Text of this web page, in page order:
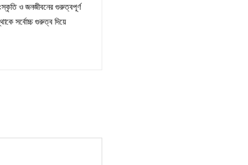
ও জনজীবনের গুরুত্বপূর্ণ
সর্বোচ্চ গুরুত্ব দিয়ে